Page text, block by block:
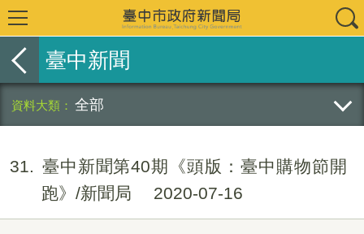
臺中新聞
全部
31
臺中新聞第40期《頭版：臺中購物節開
跑》/新聞局
2020-07-16